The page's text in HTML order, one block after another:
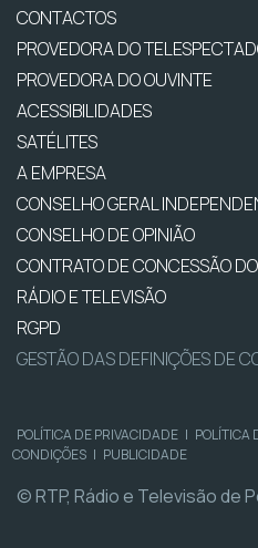
CONTACTOS
PROVEDORA DO
PROVEDORA DO OUVINTE
ACESSIBILIDADES
SATÉLITES
A EMPRESA
CONSELHO GERAL
CONSELHO DE OPINIÃO
CONTRATO DE CONCESSÃO
RÁDIO E TELEVISÃO
RGPD
GESTÃO DAS DEFINIÇÕES DE
POLÍTICA DE PRIVACIDADE | POLÍTICA
CONDIÇÕES | PUBLICIDADE
© RTP, Rádio e Televisão de